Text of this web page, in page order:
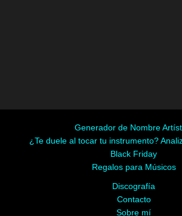
Generador de Nombre
¿Te duele al tocar tu instrumento?
Black Friday
Regalos para Músicos
Discografía
Contacto
Sobre mí